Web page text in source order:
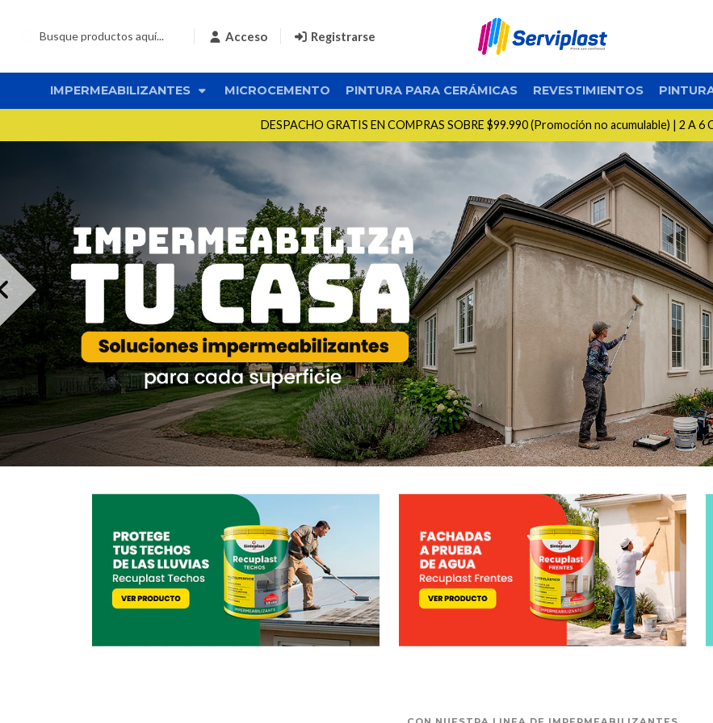
Acceso Registrarse
IMPERMEABILIZANTES MICROCEMENTO PINTURA PARA CERÁMICAS REVESTIMIENTOS
DESPACHO GRATIS EN COMPRAS SOBRE $99.990 (Promoción no acumulable) | 2 A 6